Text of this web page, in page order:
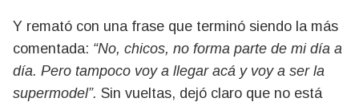
Y remató con una frase que terminó siendo la más
comentada: “No, chicos, no forma parte de mi día a
día. Pero tampoco voy a llegar acá y voy a ser la
supermodel”. Sin vueltas, dejó claro que no está